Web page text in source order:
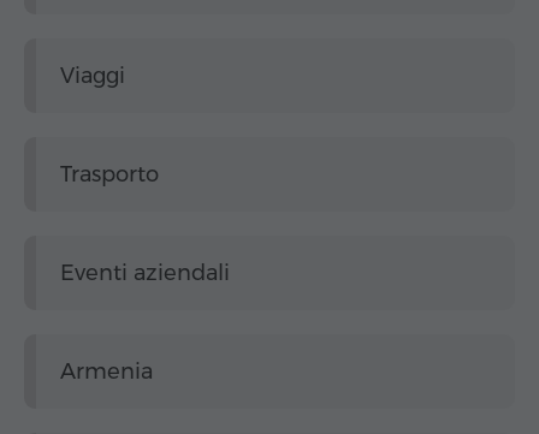
Viaggi
Trasporto
Eventi aziendali
Armenia